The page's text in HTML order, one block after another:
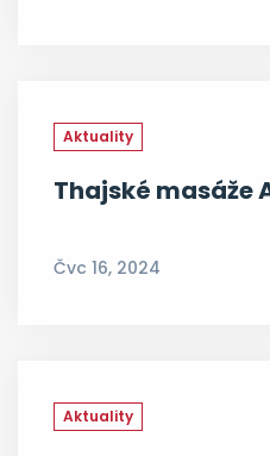
Aktuality
Thajské masáže
Čvc 16, 2024
Aktuality